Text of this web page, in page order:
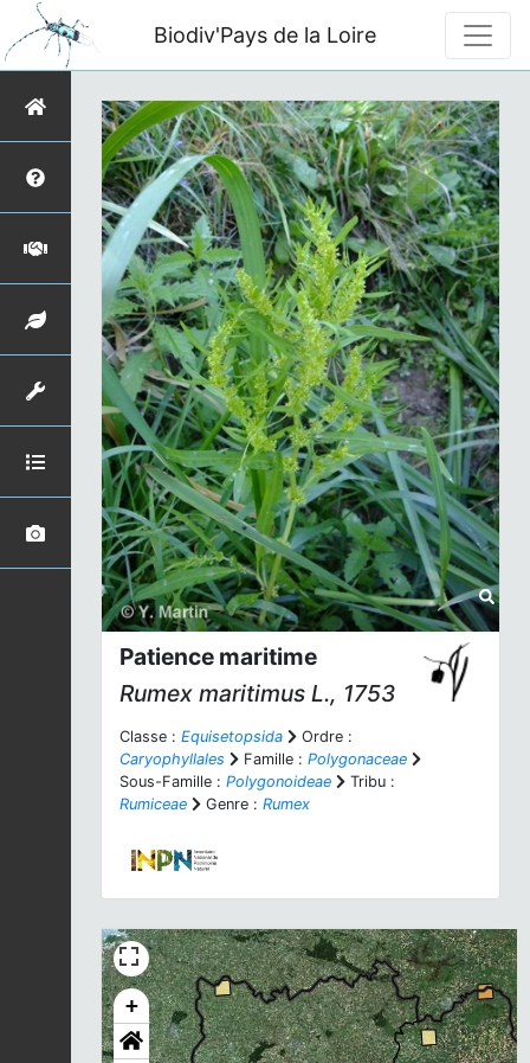
Biodiv'Pays de la Loire
Patience maritime
Rumex maritimus L., 1753
Classe : Equisetopsida
Ordre :
Caryophyllales
Famille : Polygonaceae
Sous-Famille : Polygonoideae
Tribu :
Rumiceae
Genre : Rumex
+